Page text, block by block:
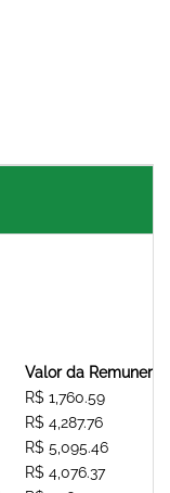
Valor da
R$ 1,760.59
R$ 4,287.76
R$ 5,095.46
R$ 4,076.37